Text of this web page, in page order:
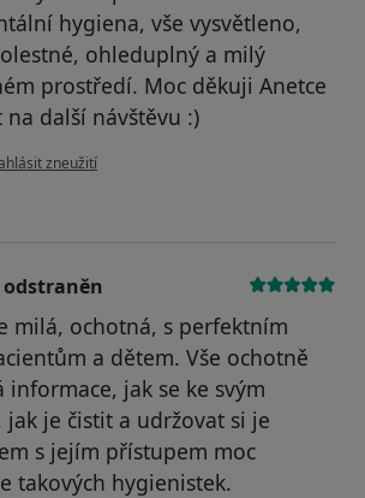
hygiena, vše vysvětleno,
ohleduplný a milý
prostředí. Moc děkuji Anetce
další návštěvu :)
názoru uživatele Váš účet byl odstraněn
zneužití
odstraněn
milá, ochotná, s perfektním
a dětem. Vše ochotně
informace, jak se ke svým
je čistit a udržovat si je
s jejím přístupem moc
takových hygienistek.